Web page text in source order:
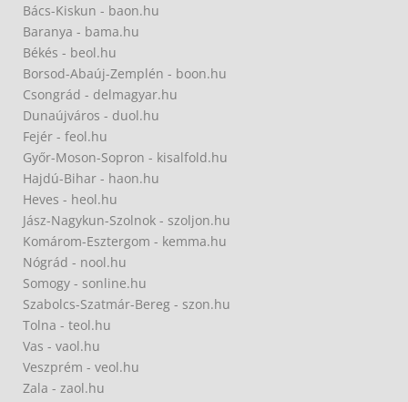
Bács-Kiskun - baon.hu
Baranya - bama.hu
Békés - beol.hu
Borsod-Abaúj-Zemplén - boon.hu
Csongrád - delmagyar.hu
Dunaújváros - duol.hu
Fejér - feol.hu
Győr-Moson-Sopron - kisalfold.hu
Hajdú-Bihar - haon.hu
Heves - heol.hu
Jász-Nagykun-Szolnok - szoljon.hu
Komárom-Esztergom - kemma.hu
Nógrád - nool.hu
Somogy - sonline.hu
Szabolcs-Szatmár-Bereg - szon.hu
Tolna - teol.hu
Vas - vaol.hu
Veszprém - veol.hu
Zala - zaol.hu